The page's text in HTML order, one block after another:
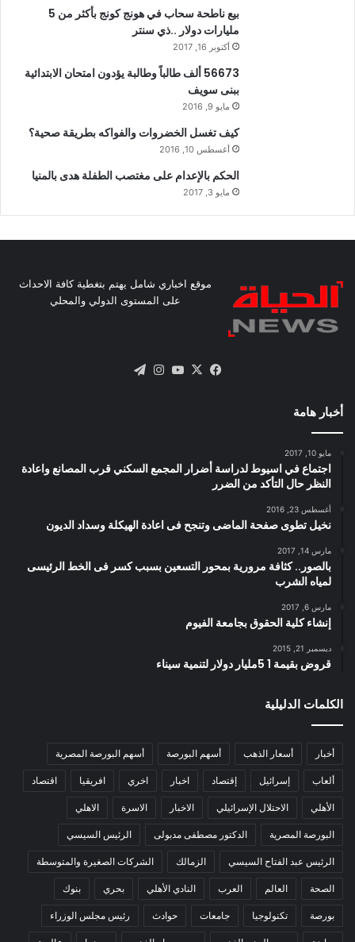
بيع ناطحة سحاب في هونج كونج بأكثر من 5
مليارات دولار ..ذي سنتر
أكتوبر 16, 2017
56673 ألف طالباً وطالبة يؤدون امتحان الابتدائية
ببنى سويف
مايو 9, 2016
كيف تغسل الخضروات والفواكه بطريقة صحية؟
أغسطس 10, 2016
الحكم بالإعدام على مغتصب الطفلة هدى بالمنيا
مايو 3, 2017
موقع اخباري شامل يهتم بتغطية كافة الاحداث
على المستوى الدولي والمحلي
فيسبوك
X يوتيوبانستقرام
أخبار هامة
مايو 10, 2017
اجتماع في اسيوط لدراسة أضرار المجمع السكني قرب المصانع واعادة
النظر حال التأكد من الضرر
أغسطس 23, 2016
نخيل تطوى صفحة الماضى وتنجح فى اعادة الهيكلة وسداد الديون
مارس 14, 2017
بالصور.. كثافة مرورية بمحور التسعين بسبب كسر فى الخط الرئيسى
لمياه الشرب
مارس 6, 2017
إنشاء كلية الحقوق بجامعة الفيوم
ديسمبر 21, 2015
قروض بقيمة 1 5مليار دولار لتنمية سيناء
الكلمات الدليلية
أخبار أسعار الذهب أسهم البورصة أسهم البورصة المصرية
ألعاب إسرائيل إقتصاد اخبار اخري افريقيا اقتصاد
الأهلي الاحتلال الإسرائيلي الاخبار الاسرة الاهلي
البورصة المصرية الدكتور مصطفى مدبولى الرئيس السيسي
الرئيس عبد الفتاح السيسي الزمالك الشركات الصغيرة والمتوسطة
الصحة العالم العرب النادي الأهلي بحري بنوك
بورصة تكنولوجيا جامعات حوادث رئيس مجلس الوزراء